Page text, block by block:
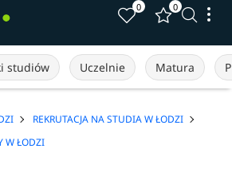
0 0
studiów Uczelnie Matura
REKRUTACJA NA STUDIA W ŁODZI
W ŁODZI